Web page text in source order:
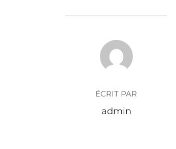
AUTEUR DE LA PUBLICATION
ÉCRIT PAR
admin